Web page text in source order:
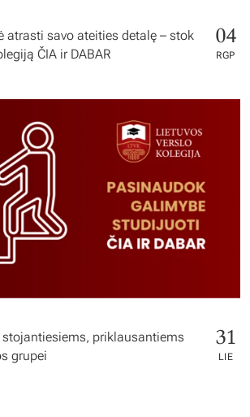
atrasti savo ateities detalę – stok
ČIA ir DABAR
04
RGP
priklausantiems
grupei
31
LIE